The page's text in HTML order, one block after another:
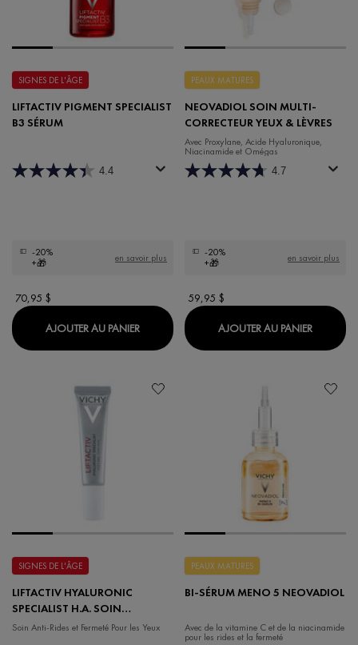
SIGNES DE L'ÂGE
LIFTACTIV PIGMENT SPECIALIST
B3 SÉRUM
4.4
-20%
+🎁
en savoir plus
70,95 $
AJOUTER AU PANIER LIFTACTIV PIGMENT SPECIALIST B3 SÉRUM
PEAUX MATURES
NEOVADIOL SOIN MULTI-
CORRECTEUR YEUX & LÈVRES
Avec Proxylane, Acide Hyaluronique,
Niacinamide et Omégas
4.7
-20%
+🎁
en savoir plus
59,95 $
AJOUTER AU PANIER
SIGNES DE L'ÂGE
LIFTACTIV HYALURONIC
SPECIALIST H.A. SOIN
CONTOUR DES YEUX ANTI-
Soin Anti-Rides et Fermeté Pour les Yeux
PEAUX MATURES
BI-SÉRUM MENO 5 NEOVADIOL
Avec de la vitamine C et de la niacinamide
pour les rides et la fermeté